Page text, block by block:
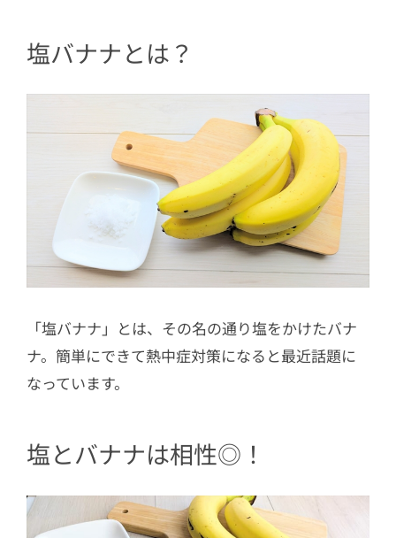
塩バナナとは？
「塩バナナ」とは、その名の通り塩をかけたバナ
ナ。簡単にできて熱中症対策になると最近話題に
なっています。
塩とバナナは相性◎！